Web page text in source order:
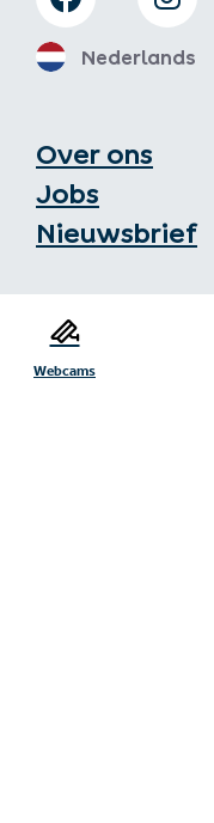
Webcams
Over ons
Jobs
Nieuwsbrief
Gänsackerweg 2
Nederlands